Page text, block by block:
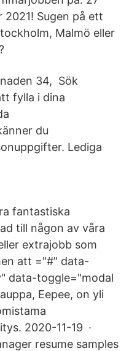
2021! Sugen på ett
Malmö eller
34, Sök
fylla i dina
du
Lediga
fantastiska
till någon av våra
extrajobb som
att ="#" data-
data-toggle="modal
Eepee, on yli
2020-11-19 ·
resume samples